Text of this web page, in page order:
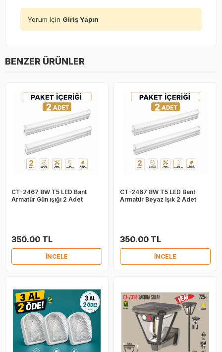
Yorum için Giriş Yapın
BENZER ÜRÜNLER
CT-2467 8W T5 LED Bant
Armatür Gün ışığı 2 Adet
350.00 TL
İNCELE
CT-2467 8W T5 LED Bant
Armatür Beyaz Işık 2 Adet
350.00 TL
İNCELE